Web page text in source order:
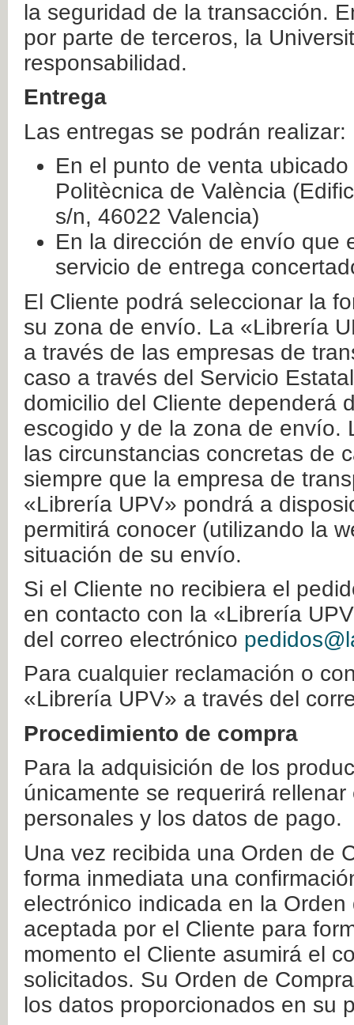
la seguridad de la transacción.
por parte de terceros, la
responsabilidad.
Entrega
Las entregas se podrán realizar:
En el punto de venta
Politècnica de València
s/n, 46022 Valencia)
En la dirección de envío que
servicio de entrega
El Cliente podrá seleccionar la
su zona de envío. La «Librería
a través de las empresas de
caso a través del Servicio
domicilio del Cliente dependerá
escogido y de la zona de envío.
las circunstancias concretas de
siempre que la empresa de
«Librería UPV» pondrá a
permitirá conocer (utilizando la
situación de su envío.
Si el Cliente no recibiera el
en contacto con la «Librería
del correo electrónico
Para cualquier reclamación o
«Librería UPV» a través del
Procedimiento de compra
Para la adquisición de los
únicamente se requerirá
personales y los datos de pago.
Una vez recibida una Orden de
forma inmediata una
electrónico indicada en la
aceptada por el Cliente para
momento el Cliente asumirá el
solicitados. Su Orden de
los datos proporcionados en su